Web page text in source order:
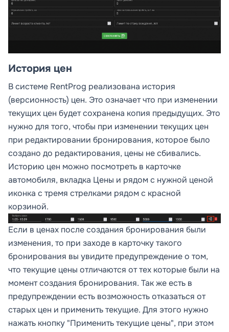
История цен
В системе RentProg реализована история
(версионность) цен. Это означает что при изменении
текущих цен будет сохранена копия предыдущих. Это
нужно для того, чтобы при изменении текущих цен
при редактировании бронирования, которое было
создано до редактирования, цены не сбивались.
Историю цен можно посмотреть в карточке
автомобиля, вкладка Цены и рядом с нужной ценой
иконка с тремя стрелками рядом с красной
корзиной.
Если в ценах после создания бронирования были
изменения, то при заходе в карточку такого
бронирования вы увидите предупреждение о том,
что текущие цены отличаются от тех которые были на
момент создания бронирования. Так же есть в
предупреждении есть возможность отказаться от
старых цен и применить текущие. Для этого нужно
нажать кнопку "Применить текущие цены", при этом